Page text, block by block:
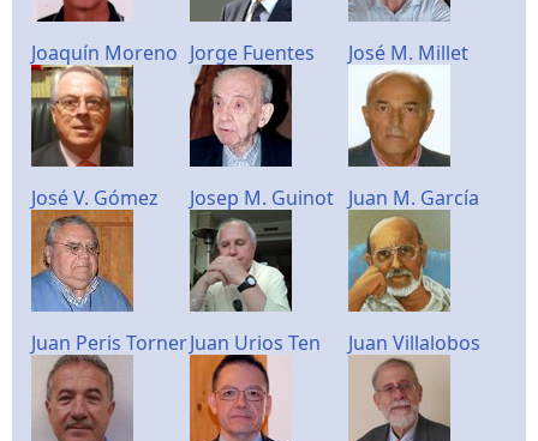
Joaquín Moreno Jorge Fuentes José M. Millet
José V. Gómez Josep M. Guinot Juan M. García
Juan Peris TornerJuan Urios Ten Juan Villalobos